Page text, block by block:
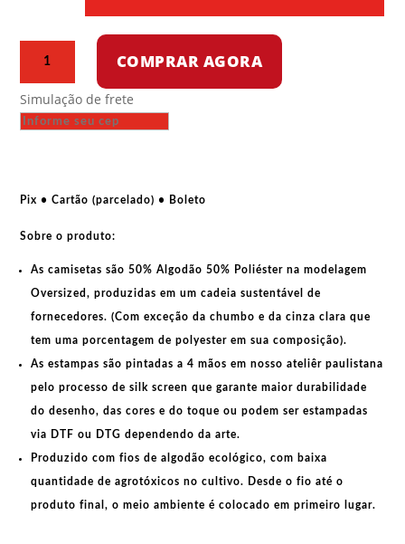
Ibrahim
Traoré
COMPRAR AGORA
Simulação de frete
Pix • Cartão (parcelado) • Boleto
Sobre o produto:
As camisetas são50% Algodão 50% Poliéster na modelagem
Oversized, produzidas em um cadeia sustentável de
fornecedores. (Com exceção da chumbo e da cinza clara que
tem uma porcentagem de polyester em sua composição).
As estampas são pintadas a 4 mãos em nosso ateliêr paulistana
pelo processo de silk screen que garante maior durabilidade
do desenho, das cores e do toque ou podem ser estampadas
via DTF ou DTG dependendo da arte.
Produzido com fios de algodão ecológico, com baixa
quantidade de agrotóxicos no cultivo. Desde o fio até o
produto final, o meio ambiente é colocado em primeiro lugar.